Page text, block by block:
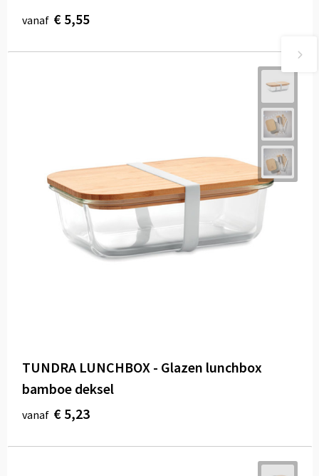
vanaf € 5,55
TUNDRA LUNCHBOX - Glazen lunchbox
bamboe deksel
vanaf € 5,23